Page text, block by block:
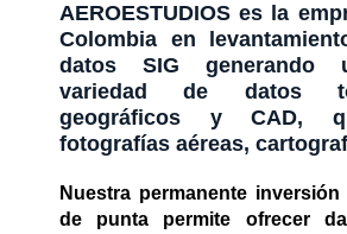
AEROESTUDIOS es la
Colombia en
datos SIG generando
variedad de datos
geográficos y CAD,
fotografías aéreas,
Nuestra permanente
de punta permite ofrecer